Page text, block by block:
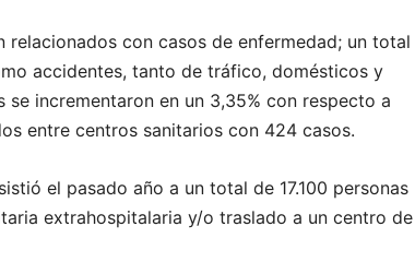
relacionados con casos de enfermedad; un total
accidentes, tanto de tráfico, domésticos y
incrementaron en un 3,35% con respecto a
entre centros sanitarios con 424 casos.
el pasado año a un total de 17.100 personas
extrahospitalaria y/o traslado a un centro de